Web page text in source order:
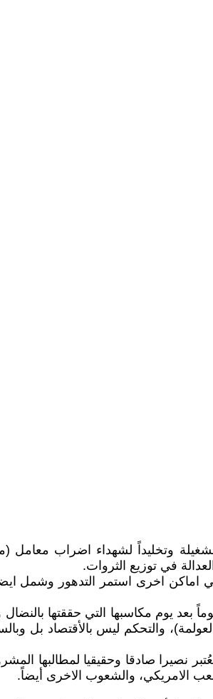
يوم الأول من آيار من كل عام، عيداً للشغيلة وتخليداً
اماكن اخرى استمر التدهور وشمل
بعد يوم مكاسبها التي حققتها
والتحكم ليس بالأقتصاد بل
نصيرا صادقا وحقيقيا لمطالبها
الامريكي، والشعوب الاخرى أيضاً.